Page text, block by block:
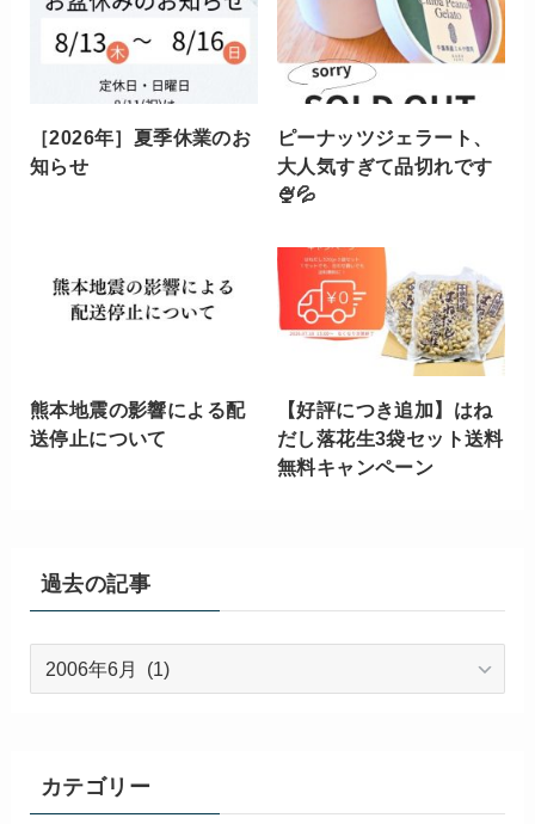
［2026年］夏季休業のお
知らせ
ピーナッツジェラート、
大人気すぎて品切れです
🍨💦
熊本地震の影響による配
送停止について
【好評につき追加】はね
だし落花生3袋セット送料
無料キャンペーン
過去の記事
過
カテゴリー